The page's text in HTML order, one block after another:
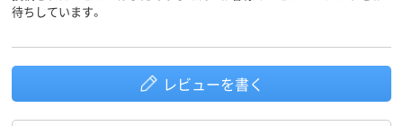
待ちしています。
レビューを書く